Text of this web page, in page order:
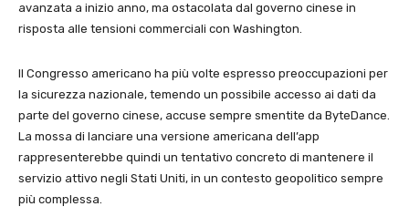
avanzata a inizio anno, ma ostacolata dal governo cinese in
risposta alle tensioni commerciali con Washington.
Il Congresso americano ha più volte espresso preoccupazioni per
la sicurezza nazionale, temendo un possibile accesso ai dati da
parte del governo cinese, accuse sempre smentite da ByteDance.
La mossa di lanciare una versione americana dell’app
rappresenterebbe quindi un tentativo concreto di mantenere il
servizio attivo negli Stati Uniti, in un contesto geopolitico sempre
più complessa.